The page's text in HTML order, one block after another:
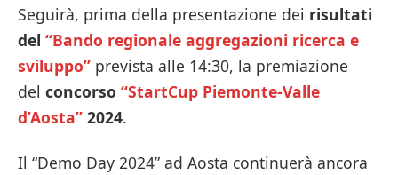
Seguirà, prima della presentazione dei risultati
del “Bando regionale aggregazioni ricerca e
sviluppo” prevista alle 14:30, la premiazione
del concorso “StartCup Piemonte-Valle
d’Aosta” 2024.
Il “Demo Day 2024” ad Aosta continuerà ancora